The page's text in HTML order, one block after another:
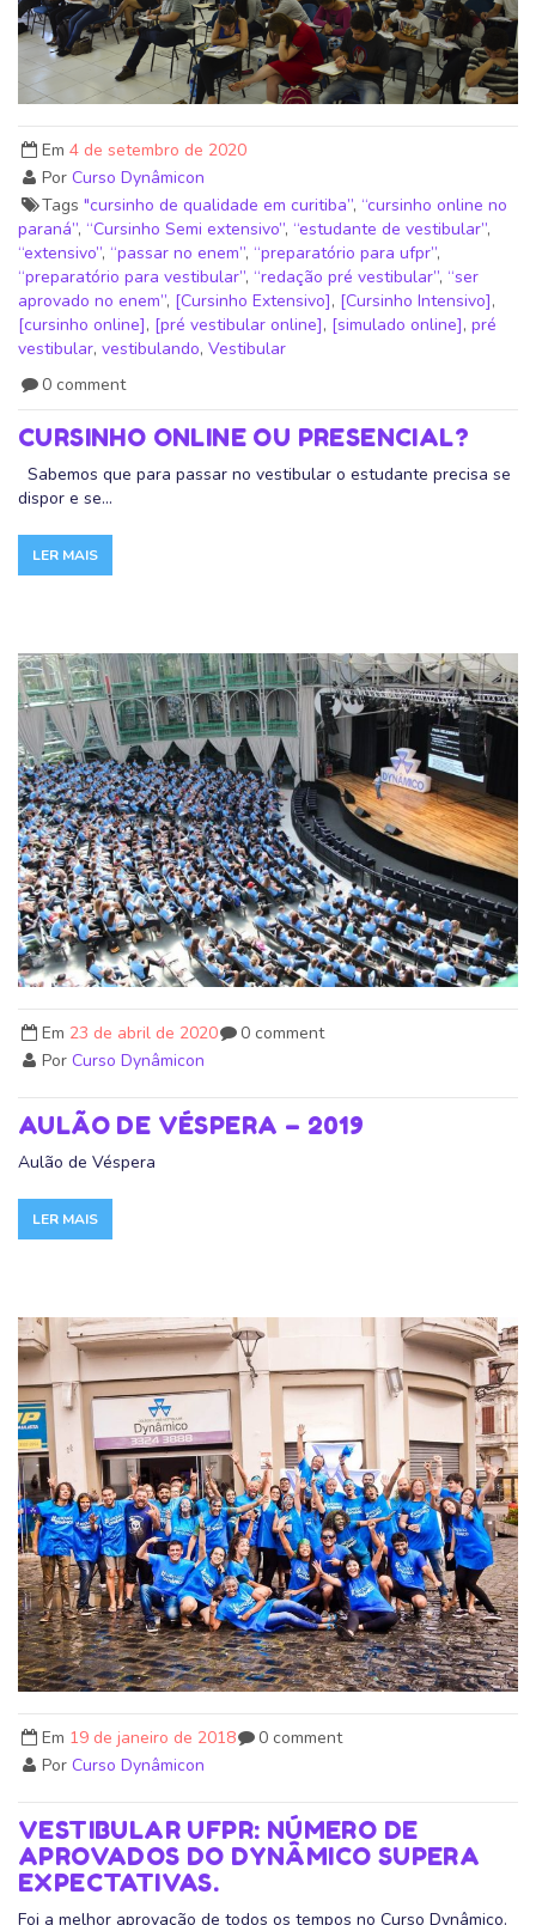
Em 4 de setembro de 2020
Por Curso Dynâmicon
Tags "cursinho de qualidade em curitiba”, “cursinho online no
paraná”, “Cursinho Semi extensivo”, “estudante de vestibular”,
“extensivo”, “passar no enem”, “preparatório para ufpr”,
“preparatório para vestibular”, “redação pré vestibular”, “ser
aprovado no enem”, [Cursinho Extensivo], [Cursinho Intensivo],
[cursinho online], [pré vestibular online], [simulado online], pré
vestibular, vestibulando, Vestibular
0 comment
CURSINHO ONLINE OU PRESENCIAL?
Sabemos que para passar no vestibular o estudante precisa se
dispor e se...
LER MAIS
Em 23 de abril de 2020
Por Curso Dynâmicon
0 comment
AULÃO DE VÉSPERA – 2019
Aulão de Véspera
LER MAIS
Em 19 de janeiro de 2018
Por Curso Dynâmicon
0 comment
VESTIBULAR UFPR: NÚMERO DE
APROVADOS DO DYNÂMICO SUPERA
EXPECTATIVAS.
Foi a melhor aprovação de todos os tempos no Curso Dynâmico.